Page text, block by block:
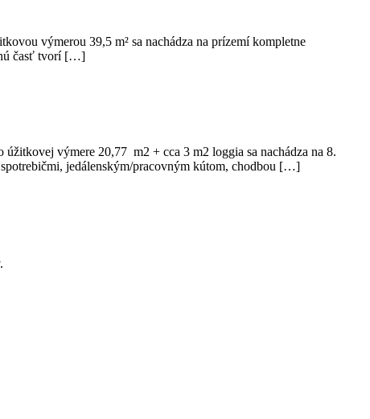
výmerou 39,5 m² sa nachádza na prízemí kompletne
časť tvorí […]
výmere 20,77 m2 + cca 3 m2 loggia sa nachádza na 8.
jedálenským/pracovným kútom, chodbou […]
.